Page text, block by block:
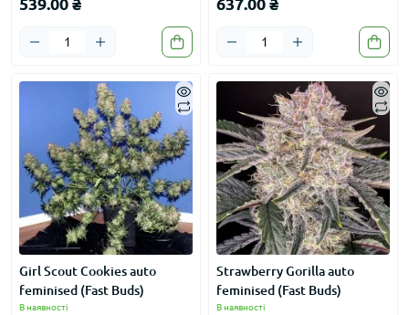
539.00 ₴ 637.00 ₴
Girl Scout Cookies auto
feminised (Fast Buds)
В наявності
Strawberry Gorilla auto
feminised (Fast Buds)
В наявності